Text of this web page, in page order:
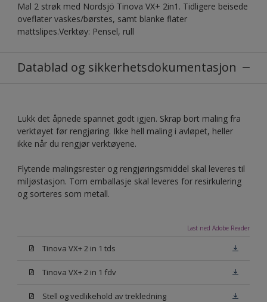
Mal 2 strøk med Nordsjö Tinova VX+ 2in1. Tidligere beisede
oveflater vaskes/børstes, samt blanke flater
mattslipes.Verktøy: Pensel, rull
Datablad og sikkerhetsdokumentasjon
Lukk det åpnede spannet godt igjen. Skrap bort maling fra
verktøyet før rengjøring. Ikke hell maling i avløpet, heller
ikke når du rengjør verktøyene.
Flytende malingsrester og rengjøringsmiddel skal leveres til
miljøstasjon. Tom emballasje skal leveres for resirkulering
og sorteres som metall.
Last ned Adobe Reader
Tinova VX+ 2 in 1 tds
Tinova VX+ 2 in 1 fdv
Stell og vedlikehold av trekledning